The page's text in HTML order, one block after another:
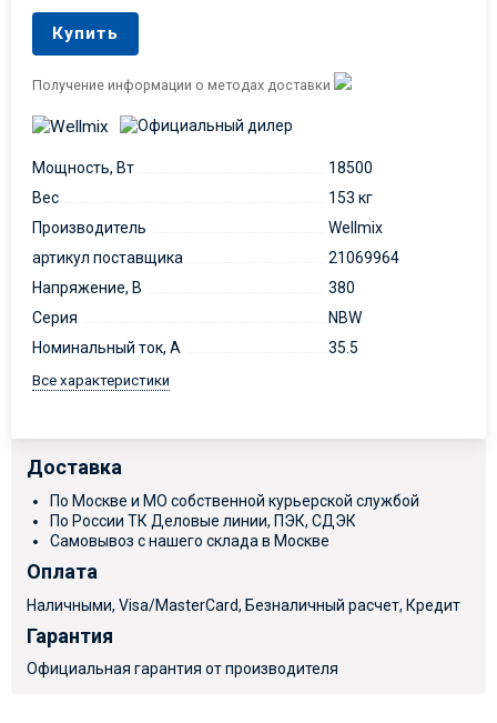
Купить
Получение информации о методах доставки
Мощность, Вт
18500
Вес
153 кг
Производитель
Wellmix
артикул поставщика
21069964
Напряжение, В
380
Серия
NBW
Номинальный ток, А
35.5
Все характеристики
Доставка
По Москве и МО собственной курьерской службой
По России ТК Деловые линии, ПЭК, СДЭК
Самовывоз с нашего склада в Москве
Оплата
Наличными, Visa/MasterCard, Безналичный расчет, Кредит
Гарантия
Официальная гарантия от производителя